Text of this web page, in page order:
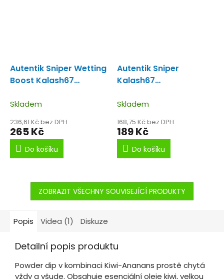
Autentik Sniper Wetting
Boost Kalash67
Skladem
236,61 Kč bez DPH
265 Kč
Do košíku
Autentik Sniper
Kalash67
Skladem
168,75 Kč bez DPH
189 Kč
Do košíku
ZOBRAZIT VŠECHNY SOUVISEJÍCÍ PRODUKTY
Popis Videa (1) Diskuze
Detailní popis produktu
Powder dip v kombinaci Kiwi-Ananans prostě chytá
vždy a všude. Obsahuje esenciální oleje kiwi, velkou